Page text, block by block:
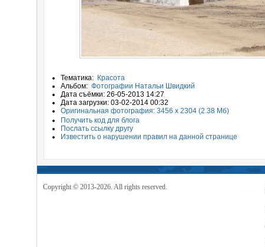
Тематика: Красота
Альбом: Фотографии Натальи Швидкий
Дата съёмки: 26-05-2013 14:27
Дата загрузки: 03-02-2014 00:32
Оригинальная фотография: 3456 x 2304 (2.38 Мб)
Получить код для блога
Послать ссылку другу
Известить о нарушении правил на данной странице
Copyright © 2013-2026. All rights reserved.